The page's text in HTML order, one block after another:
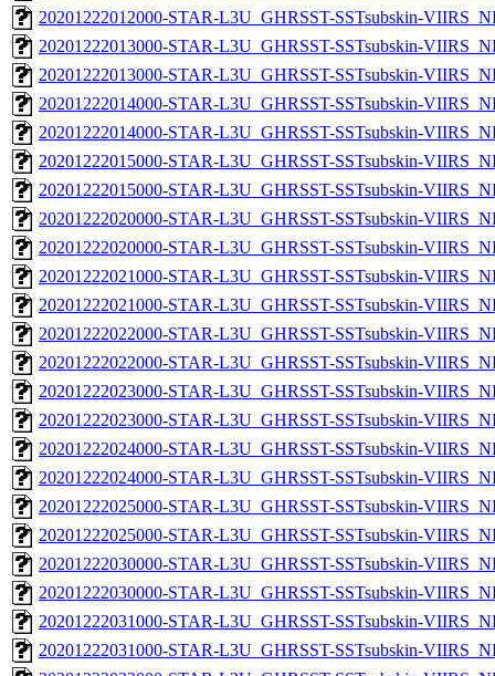
20201222012000-STAR-L3U_GHRSST-SSTsubskin-
20201222013000-STAR-L3U_GHRSST-SSTsubskin-
20201222013000-STAR-L3U_GHRSST-SSTsubskin-
20201222014000-STAR-L3U_GHRSST-SSTsubskin-
20201222014000-STAR-L3U_GHRSST-SSTsubskin-
20201222015000-STAR-L3U_GHRSST-SSTsubskin-
20201222015000-STAR-L3U_GHRSST-SSTsubskin-
20201222020000-STAR-L3U_GHRSST-SSTsubskin-
20201222020000-STAR-L3U_GHRSST-SSTsubskin-
20201222021000-STAR-L3U_GHRSST-SSTsubskin-
20201222021000-STAR-L3U_GHRSST-SSTsubskin-
20201222022000-STAR-L3U_GHRSST-SSTsubskin-
20201222022000-STAR-L3U_GHRSST-SSTsubskin-
20201222023000-STAR-L3U_GHRSST-SSTsubskin-
20201222023000-STAR-L3U_GHRSST-SSTsubskin-
20201222024000-STAR-L3U_GHRSST-SSTsubskin-
20201222024000-STAR-L3U_GHRSST-SSTsubskin-
20201222025000-STAR-L3U_GHRSST-SSTsubskin-
20201222025000-STAR-L3U_GHRSST-SSTsubskin-
20201222030000-STAR-L3U_GHRSST-SSTsubskin-
20201222030000-STAR-L3U_GHRSST-SSTsubskin-
20201222031000-STAR-L3U_GHRSST-SSTsubskin-
20201222031000-STAR-L3U_GHRSST-SSTsubskin-